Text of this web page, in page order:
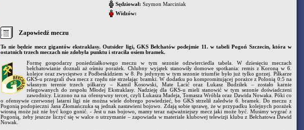
Sędziował: Szymon Marciniak
Widzów:
Zapowiedź meczu
To nie będzie mecz gigantów ekstraklasy. Outsider ligi, GKS Bełchatów podejmie 11. w tabeli Pogoń Szczecin, która w
ostatnich trzech meczach nie zdobyła punktu i straciła osiem bramek.
Formę gospodarzy poniedziałkowego meczu w tym sezonie odzwierciedla tabela. W dziesięciu meczach
bełchatowianie doznali aż ośmiu porażek. Chlubny wyjątek stanowiły domowe spotkania: remis z Koroną w 6.
kolejce oraz zwycięstwo z Podbeskidziem w 8. Po jedynym w tym sezonie triumfie było już tylko gorzej. Piłkarze
GKS-u przegrali dwa mecz z rzędu nie strzelając bramki. W dodatku po kompromitującej porażce z Polonią 0:5 na
własnym terenie trzech piłkarzy – Kamil Kosowski, Mate Lacić oraz Łukasz Budziłek – zostało karnie
relegowanych do zespołu Młodej Ekstraklasy. Nadzieję dla GKS-u mieli stanowić w tym sezonie doświadczeni
zawodnicy. Liczono na na ofensywny tercet, czyli Łukasza Madeja, Tomasza Wróbla oraz Dawida Nowaka. Póki co
o ofensywie czerwonej latarni ligi nie można wiele dobrego powiedzieć, bo GKS strzelił zaledwie 6. bramek. Do meczu z
Pogonią podopieczni Jana Złomańczuka są jednak nastawieni bojowo. Zdają sobie sprawę, że w przypadku kolejnych porażek
wiosną może już nie być kogo gonić. - Jest u nas bojowo, mamy teraz najważniejszy mecz jaki może być. Musimy wygrać z
Pogonią, żeby jeszcze liczyć się w walce o utrzymanie – zapowiada w materiale klubowej telewizji klubu z Bełchatowa Dawid
Nowak.